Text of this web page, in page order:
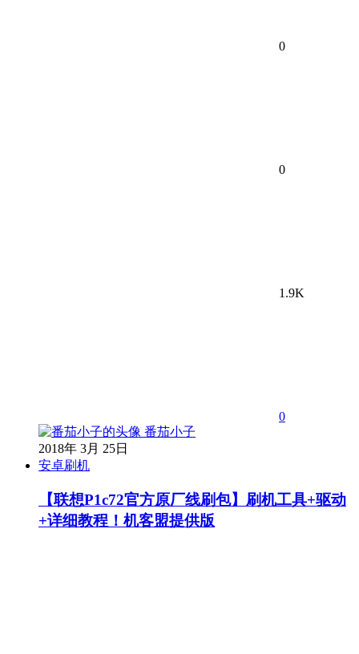
0
0
1.9K
0
番茄小子
2018年 3月 25日
安卓刷机
【联想P1c72官方原厂线刷包】刷机工具+驱动
+详细教程！机客盟提供版